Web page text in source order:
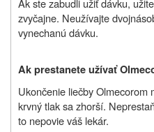
Ak ste zabudli užiť dávku,
zvyčajne. Neužívajte
vynechanú dávku.
Ak prestanete užívať
Ukončenie liečby Olmecorom
krvný tlak sa zhorší.
to nepovie váš lekár.